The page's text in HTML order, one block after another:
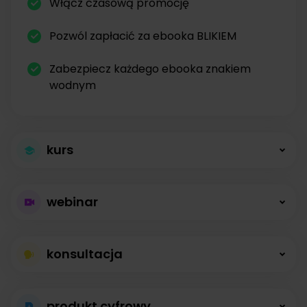
Pozwól zapłacić za ebooka BLIKIEM
Zabezpiecz każdego ebooka znakiem
wodnym
kurs
kursów
Kursy online z modułami, lekcjami, nagraniami i
opisami dostępne od zaraz.
webinar
bez limitów
konsultacja